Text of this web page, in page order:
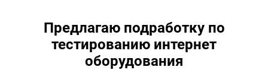
Предлагаю подработку по
тестированию интернет
оборудования